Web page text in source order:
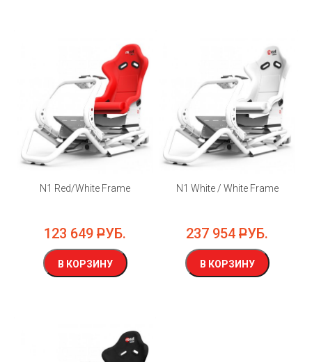
N1 Red/White Frame
123 649 РУБ.
В КОРЗИНУ
N1 White / White Frame
237 954 РУБ.
В КОРЗИНУ